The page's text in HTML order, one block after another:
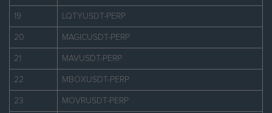
19 LQTYUSDT-PERP
20 MAGICUSDT-PERP
21 MAVUSDT-PERP
22 MBOXUSDT-PERP
23 MOVRUSDT-PERP